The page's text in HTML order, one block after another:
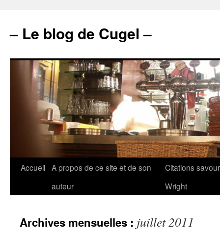
– Le blog de Cugel –
Accueil A propos de ce site et de son
auteur
Citations
Wright
Archives mensuelles : juillet 2011